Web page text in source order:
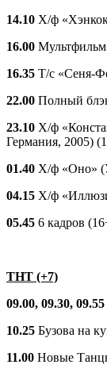
14.10 Х/ф
16.00
16.35 Т/с «Сеня-
22.00 Полный
23.10 Х/ф
Германия, 2005)
01.40 Х/ф «Оно»
04.15 Х/ф
05.45 6 кадров
ТНТ (+7)
09.00, 09.30, 09.55
10.25 Бузова на
11.00 Новые